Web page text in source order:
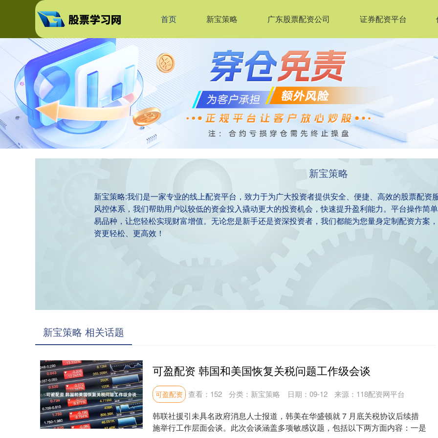
首页 新宝策略 广东股票配资公司 证券配资平台
新宝策略
新宝策略:我们是一家专业的线上配资平台，致力于为广大投资者提供安全、便捷、高效的股票配资
风控体系，我们帮助用户以较低的资金投入撬动更大的投资机会，快速提升盈利能力。平台操作简
易品种，让您轻松实现财富增值。无论您是新手还是资深投资者，我们都能为您量身定制配资方案
资更轻松、更高效！
新宝策略 相关话题
可盈配资 韩国和美国恢复关税问题工作级会谈
可盈配资 日期：09-12 来源：118配资网平台
查看： 152 分类： 新宝策略
韩联社援引未具名政府消息人士报道，韩美在华盛顿就 7 月底关税协议后续措
施举行工作层面会谈。此次会谈涵盖多项敏感议题，包括以下两方面内容：一是